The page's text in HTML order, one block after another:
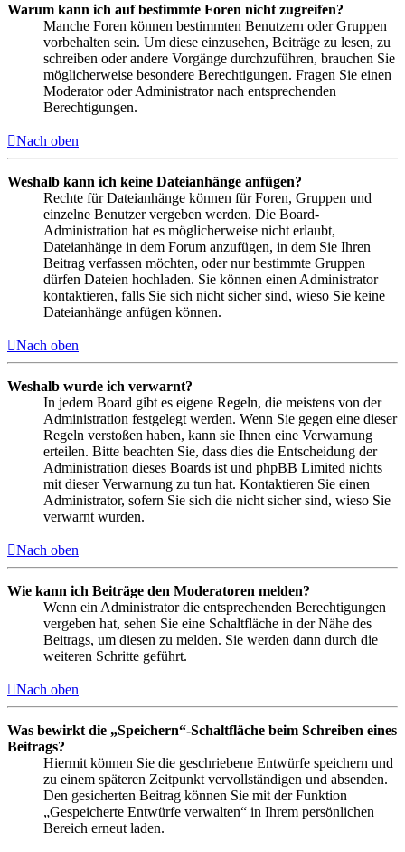
Warum kann ich auf bestimmte Foren nicht zugreifen?
Manche Foren können bestimmten Benutzern oder Gruppen
vorbehalten sein. Um diese einzusehen, Beiträge zu lesen, zu
schreiben oder andere Vorgänge durchzuführen, brauchen Sie
möglicherweise besondere Berechtigungen. Fragen Sie einen
Moderator oder Administrator nach entsprechenden
Berechtigungen.
Nach oben
Weshalb kann ich keine Dateianhänge anfügen?
Rechte für Dateianhänge können für Foren, Gruppen und
einzelne Benutzer vergeben werden. Die Board-
Administration hat es möglicherweise nicht erlaubt,
Dateianhänge in dem Forum anzufügen, in dem Sie Ihren
Beitrag verfassen möchten, oder nur bestimmte Gruppen
dürfen Dateien hochladen. Sie können einen Administrator
kontaktieren, falls Sie sich nicht sicher sind, wieso Sie keine
Dateianhänge anfügen können.
Nach oben
Weshalb wurde ich verwarnt?
In jedem Board gibt es eigene Regeln, die meistens von der
Administration festgelegt werden. Wenn Sie gegen eine dieser
Regeln verstoßen haben, kann sie Ihnen eine Verwarnung
erteilen. Bitte beachten Sie, dass dies die Entscheidung der
Administration dieses Boards ist und phpBB Limited nichts
mit dieser Verwarnung zu tun hat. Kontaktieren Sie einen
Administrator, sofern Sie sich die nicht sicher sind, wieso Sie
verwarnt wurden.
Nach oben
Wie kann ich Beiträge den Moderatoren melden?
Wenn ein Administrator die entsprechenden Berechtigungen
vergeben hat, sehen Sie eine Schaltfläche in der Nähe des
Beitrags, um diesen zu melden. Sie werden dann durch die
weiteren Schritte geführt.
Nach oben
Was bewirkt die „Speichern“-Schaltfläche beim Schreiben eines
Beitrags?
Hiermit können Sie die geschriebene Entwürfe speichern und
zu einem späteren Zeitpunkt vervollständigen und absenden.
Den gesicherten Beitrag können Sie mit der Funktion
„Gespeicherte Entwürfe verwalten“ in Ihrem persönlichen
Bereich erneut laden.